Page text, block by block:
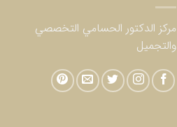
مركز الدكتور الحسامي التخصصي
والتجميل